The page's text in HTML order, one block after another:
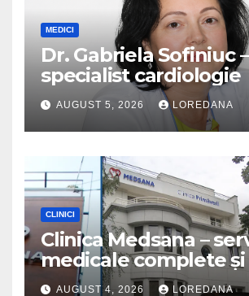
MEDICI
Dr. Gabriela Sofiniuc
specialist cardiologie
AUGUST 5, 2026 LOREDANA
CLINICI
Clinica Medsana –
medicale complete și
la specialiști cu
AUGUST 4, 2026 LOREDANA